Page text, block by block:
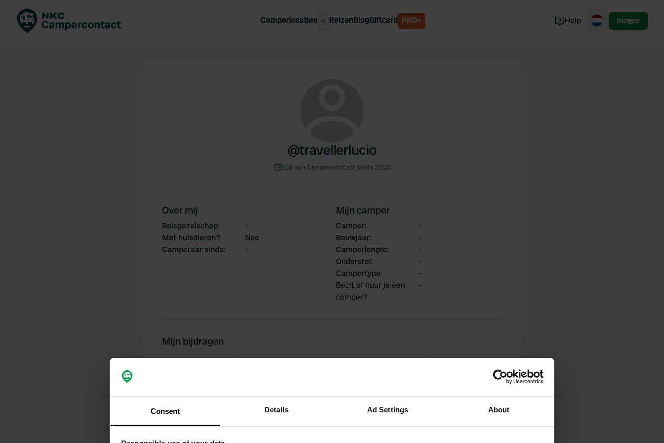
Consent Details Ad Settings About
Camperlocaties ReizenBlogGiftcard PRO+ Help Inloggen
@travellerlucio
Lid van Campercontact sinds 2025
Over mij
Reisgezelschap:
-
Met huisdieren?
Nee
Camperaar sinds: -
Mijn camper
Camper:
-
Bouwjaar:
-
Camperlengte:
-
Onderstel:
-
Campertype:
-
Bezit of huur je een
camper?
-
Mijn bijdragen
0 2
Reviews
0
Wijzigingen
0